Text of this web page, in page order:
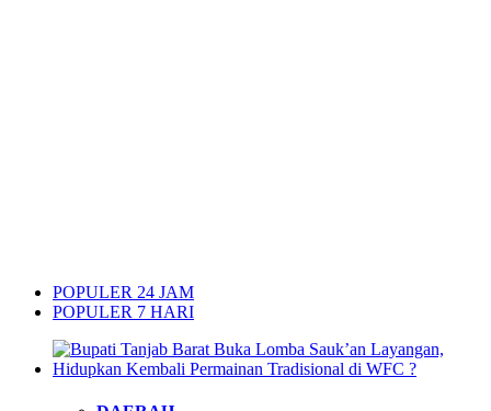
POPULER 24 JAM
POPULER 7 HARI